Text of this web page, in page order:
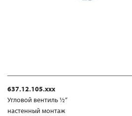
637.12.105.xxx
Угловой вентиль ½“
настенный монтаж